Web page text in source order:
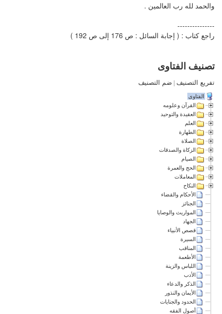
والحمد لله رب العالمين .
---------------
راجع كتاب : ( إجابة السائل : ص 176 إلى ص 192 )
تصنيف الفتاوى
تفريع التصنيف | ضم التصنيف
الفتاوى
القرآن وعلومه
العقيدة والتوحيد
العلم
الطهارة
الصلاة
الزكاة والصدقات
الصيام
الحج والعمرة
المعاملات
النكاح
الأحكام والقضاء
الجنائز
المواريث والوصايا
الجهاد
قصص الأنبياء
السيرة
المناقب
الأطعمة
اللباس والزينة
الأدب
الذكر والدعاء
الأيمان والنذور
الحدود والجنايات
أصول الفقه